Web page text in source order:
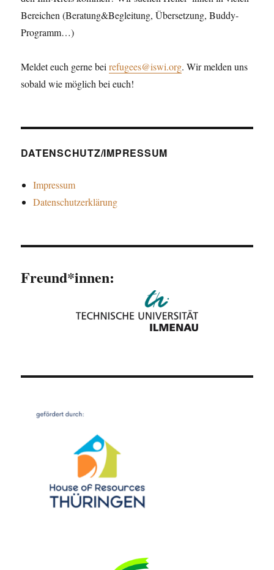
Bereichen (Beratung&Begleitung, Übersetzung, Buddy-
Programm…)
Meldet euch gerne beirefugees@iswi.org. Wir melden uns
sobald wie möglich bei euch!
DATENSCHUTZ/IMPRESSUM
Impressum
Datenschutzerklärung
Freund*innen: